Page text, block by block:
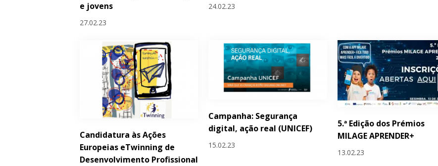
e jovens
27.02.23
24.02.23
Candidatura às Ações
Europeias eTwinning de
Desenvolvimento Profissional
Campanha: Segurança
digital, ação real (UNICEF)
15.02.23
5.ª Edição dos Prémios
MILAGE APRENDER+
13.02.23